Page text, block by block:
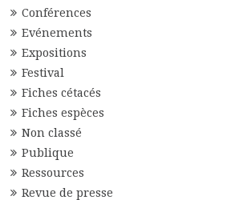
Conférences
Evénements
Expositions
Festival
Fiches cétacés
Fiches espèces
Non classé
Publique
Ressources
Revue de presse